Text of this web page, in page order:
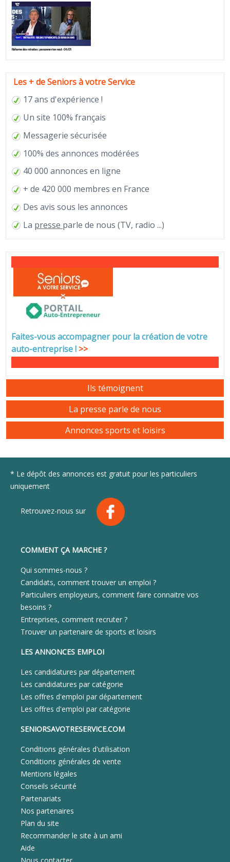
Les + de Seniors à votre Service
17 ans d'expérience !
Un site 100% français
Messagerie sécurisée
100% des annonces modérées
40 000 annonces en ligne
+ de 420 000 membres en France
Des avis sous les annonces
La presse parle de nous (TV, radio ...)
Faites-vous accompagner pour la création de votre
auto-entreprise! >>
Ils témoignent
La presse parle de nous
Annonces sports et loisirs
* Le dépôt des annonces est gratuit pour les particuliers
uniquement
Retrouvez-nous sur
COMMENT ÇA MARCHE ?
Qui sommes-nous ?
Candidats, comment trouver un emploi ?
Particuliers employeurs, comment faire connaitre vos
besoins ?
Entreprises, comment recruter ?
Trouver un partenaire de sports et loisirs
LES ANNONCES EMPLOI
Les candidatures par département
Les candidatures par catégorie
Les offres d'emploi par département
Les offres d'emploi par catégorie
SENIORSAVOTRESERVICE.COM
Conditions générales d'utilisation
Conditions générales de vente
Mentions légales
Conseils sécurité
Partenariats
Nos partenaires
Plan du site
Recommander le site à un ami
Aide